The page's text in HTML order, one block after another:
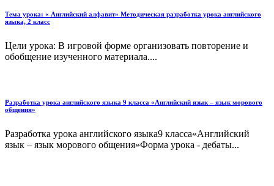
Тема урока: « Английский алфавит» Методическая разработка урока английского
языка, 2 класс
Цели урока: В игровой форме организовать повторение и
обобщение изученного материала....
Разработка урока английского языка 9 класса «Английский язык – язык морового
общения»
Разработка урока английского языка9 класса«Английский
язык – язык морового общения»Форма урока - дебаты...